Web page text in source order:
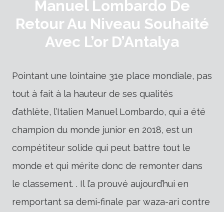
Manuel Lombardo De
Retour Au Niveau Souhaité
Avec L’or D’Antalya
Pointant une lointaine 31e place mondiale, pas
tout à fait à la hauteur de ses qualités
d’athlète, l’Italien Manuel Lombardo, qui a été
champion du monde junior en 2018, est un
compétiteur solide qui peut battre tout le
monde et qui mérite donc de remonter dans
le classement. . Il l’a prouvé aujourd’hui en
remportant sa demi-finale par waza-ari contre